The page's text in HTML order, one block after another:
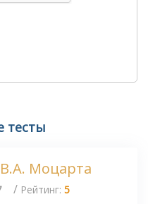
тесты
Моцарта
/ Рейтинг: 5